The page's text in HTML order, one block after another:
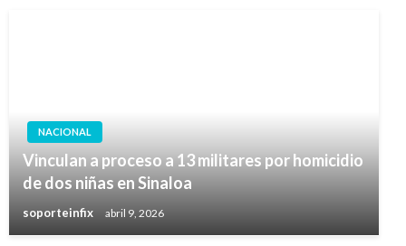
NACIONAL
Vinculan a proceso a 13 militares por homicidio
de dos niñas en Sinaloa
soporteinfix abril 9, 2026